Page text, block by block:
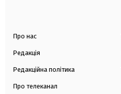
Про нас
Редакція
Редакційна політика
Про телеканал